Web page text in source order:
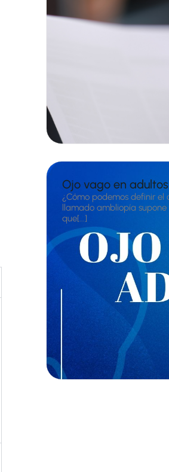
Ojo vago en adultos
¿Cómo podemos definir
llamado ambliopía
que[...]